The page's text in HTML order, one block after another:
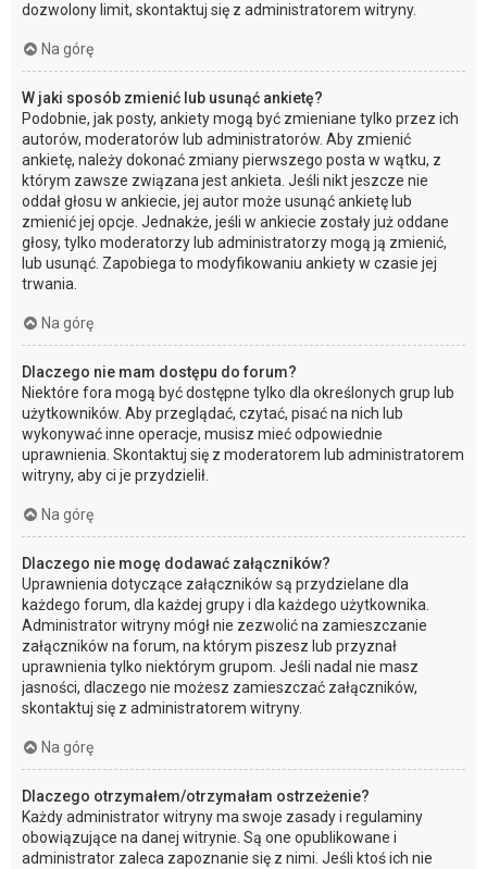
dozwolony limit, skontaktuj się z administratorem witryny.
Na górę
W jaki sposób zmienić lub usunąć ankietę?
Podobnie, jak posty, ankiety mogą być zmieniane tylko przez ich
autorów, moderatorów lub administratorów. Aby zmienić
ankietę, należy dokonać zmiany pierwszego posta w wątku, z
którym zawsze związana jest ankieta. Jeśli nikt jeszcze nie
oddał głosu w ankiecie, jej autor może usunąć ankietę lub
zmienić jej opcje. Jednakże, jeśli w ankiecie zostały już oddane
głosy, tylko moderatorzy lub administratorzy mogą ją zmienić,
lub usunąć. Zapobiega to modyfikowaniu ankiety w czasie jej
trwania.
Na górę
Dlaczego nie mam dostępu do forum?
Niektóre fora mogą być dostępne tylko dla określonych grup lub
użytkowników. Aby przeglądać, czytać, pisać na nich lub
wykonywać inne operacje, musisz mieć odpowiednie
uprawnienia. Skontaktuj się z moderatorem lub administratorem
witryny, aby ci je przydzielił.
Na górę
Dlaczego nie mogę dodawać załączników?
Uprawnienia dotyczące załączników są przydzielane dla
każdego forum, dla każdej grupy i dla każdego użytkownika.
Administrator witryny mógł nie zezwolić na zamieszczanie
załączników na forum, na którym piszesz lub przyznał
uprawnienia tylko niektórym grupom. Jeśli nadal nie masz
jasności, dlaczego nie możesz zamieszczać załączników,
skontaktuj się z administratorem witryny.
Na górę
Dlaczego otrzymałem/otrzymałam ostrzeżenie?
Każdy administrator witryny ma swoje zasady i regulaminy
obowiązujące na danej witrynie. Są one opublikowane i
administrator zaleca zapoznanie się z nimi. Jeśli ktoś ich nie